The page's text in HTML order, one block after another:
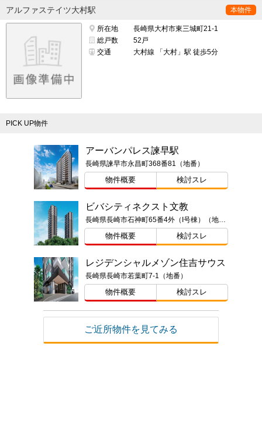
アルファステイツ大村駅 本物件
所在地
長崎県大村市東三城町21-1
総戸数
52戸
交通
大村線 「大村」駅 徒歩5分
PICK UP物件
アーバンパレス諫早駅
長崎県諫早市永昌町368番81（地番）
物件概要 検討スレ
ビバシティネクスト文教
長崎県長崎市石神町65番4外（I号棟）（地番）、64番2外（II号棟）（地番）
物件概要 検討スレ
レジデンシャルメゾン住吉サウス
長崎県長崎市若葉町7-1（地番）
物件概要 検討スレ
ご近所物件を見てみる